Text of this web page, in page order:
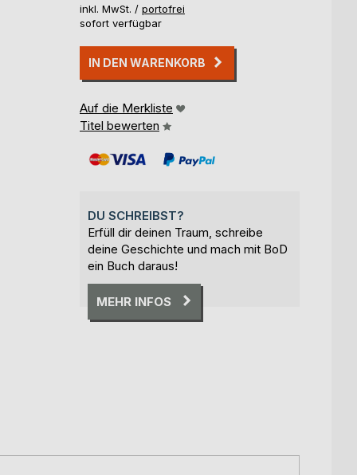
inkl. MwSt. / portofrei
sofort verfügbar
IN DEN WARENKORB
Auf die Merkliste
Titel bewerten
DU SCHREIBST?
Erfüll dir deinen Traum, schreibe
deine Geschichte und mach mit BoD
ein Buch daraus!
MEHR INFOS